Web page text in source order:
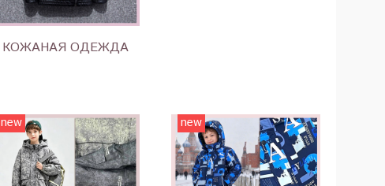
КОЖАНАЯ ОДЕЖДА
new new